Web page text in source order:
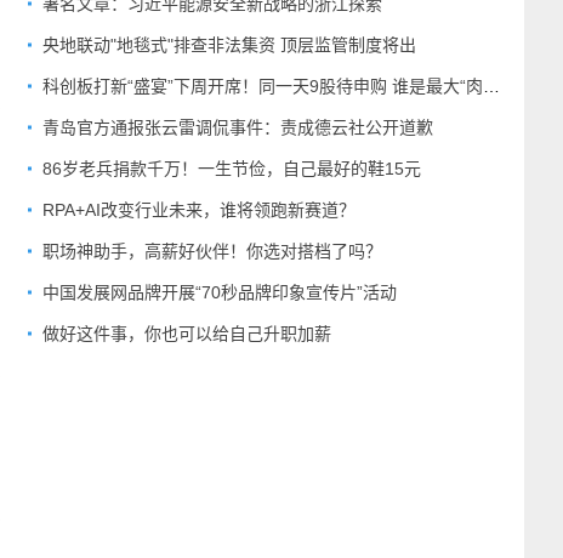
署名文章：习近平能源安全新战略的浙江探索
央地联动"地毯式"排查非法集资 顶层监管制度将出
科创板打新“盛宴”下周开席！同一天9股待申购 谁是最大“肉签”？
青岛官方通报张云雷调侃事件：责成德云社公开道歉
86岁老兵捐款千万！一生节俭，自己最好的鞋15元
RPA+AI改变行业未来，谁将领跑新赛道？
职场神助手，高薪好伙伴！你选对搭档了吗？
中国发展网品牌开展“70秒品牌印象宣传片”活动
做好这件事，你也可以给自己升职加薪